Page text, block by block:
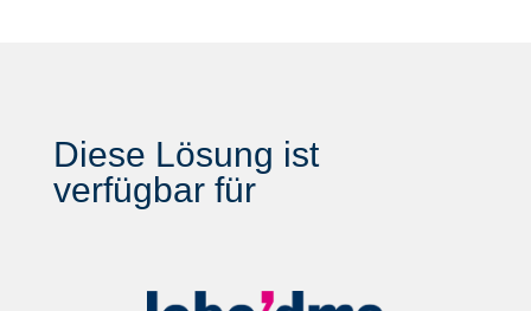
Diese Lösung ist
verfügbar für